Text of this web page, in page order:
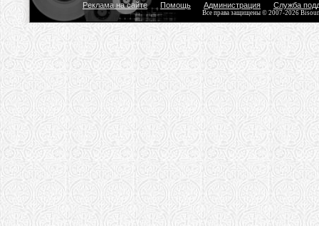
Реклама на сайте Помощь Администрация Служба
Все права защищены © 2007-2026